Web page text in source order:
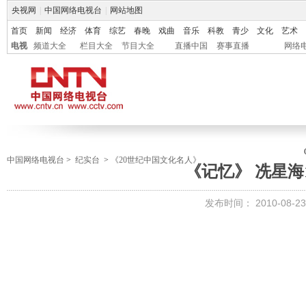
央视网 中国网络电视台 网站地图
首页 新闻 经济 体育 综艺 春晚 戏曲 音乐 科教 青少 文化
艺术
电视
频道大全 栏目大全 节目大全 直播中国 赛事直播 网络
中国网络电视台 > 纪实台 > 《20世纪中国文化名人》
《记忆》 冼星
发布时间： 2010-08-